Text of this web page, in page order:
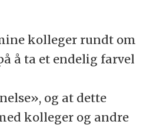
kolleger rundt om
å ta et endelig farvel
og at dette
kolleger og andre